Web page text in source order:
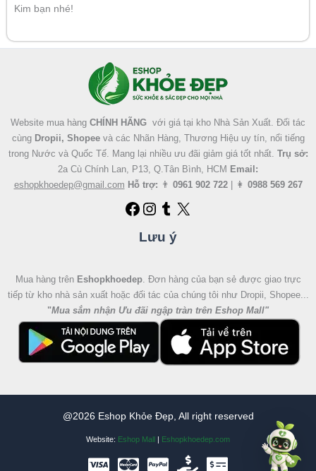
Kim bạn nhé!
Website mua hàng CHÍNH HÃNG với giá tại kho Nhà Sản Xuất. Đối tác
cùng Dropii, Shopeevà các Nhãn Hàng, Thương Hiệu uy tín, nổi tiếng
trong Nước và Quốc Tế. Mang lại nhiều ưu đãi giảm giá tốt nhất. Trụ sở:
2a Cù Chính Lan, P13, Q.Tân Bình, HCM Email:
eshopkhoedep@gmail.com Hỗ trợ: 👨 0961 902 722| 👩 0988 569 267
Lưu ý
Mua hàng trên Eshopkhoedep. Đơn hàng của bạn sẻ được giao trực
tiếp từ kho nhà sản xuất hoặc đối tác của chúng tôi như Dropii, Shopee...
"Mua sắm nhận Ưu đãi ngập tràn trên Eshop Mall"
@2026 Eshop Khỏe Đẹp, All right reserved
Website: Eshop Mall | Eshopkhoedep.com